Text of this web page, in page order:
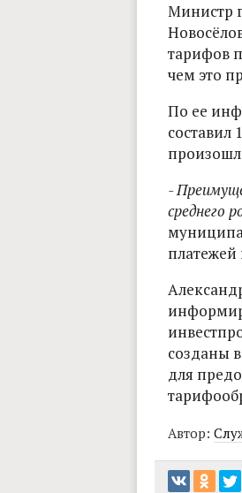
Министр
тарифов
чем это
По ее
составил
-
среднего
созданы
для
Автор: